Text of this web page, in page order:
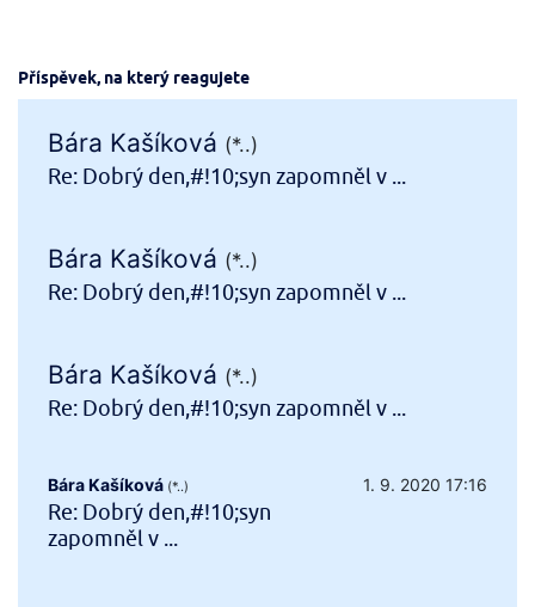
Příspěvek, na který reagujete
Bára Kašíková (*..)
Re: Dobrý den,#!10;syn zapomněl v ...
Bára Kašíková (*..)
Re: Dobrý den,#!10;syn zapomněl v ...
Bára Kašíková (*..)
Re: Dobrý den,#!10;syn zapomněl v ...
Bára Kašíková (*..) 1. 9. 2020 17:16
Re: Dobrý den,#!10;syn
zapomněl v ...